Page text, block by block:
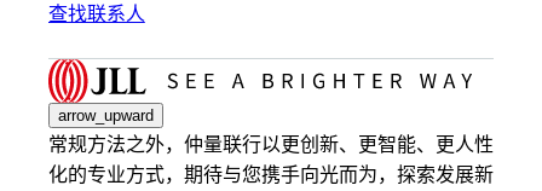
查找联系人
arrow_upward
常规方法之外，仲量联行以更创新、更智能、更人性
化的专业方式，期待与您携手向光而为，探索发展新